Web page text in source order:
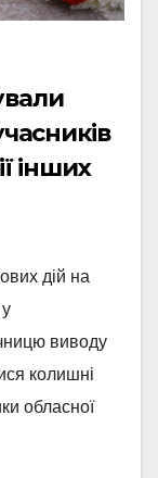
інших
дій на
виводу
колишні
обласної